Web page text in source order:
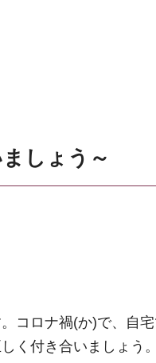
しょう～
コロナ禍(か)で、自
く付き合いましょう。